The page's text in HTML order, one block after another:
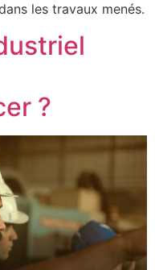
les travaux menés.
?